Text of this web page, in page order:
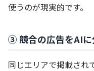
使うのが現実的です。
③ 競合の広告をAIに
同じエリアで掲載され